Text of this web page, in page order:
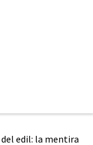
edil: la mentira